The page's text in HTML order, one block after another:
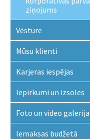
ziņojums
Vēsture
Mūsu klienti
Karjeras iespējas
Iepirkumi un izsoles
Foto un video galerija
Iemaksas budžetā